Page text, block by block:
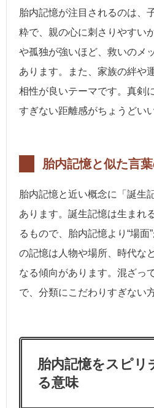
胎内記憶が注目されるのは、
粋で、親の心に刺さりやすい
や孤独が強いほど、救いのメ
あります。また、家族の絆や
相性が良いテーマです。真剣
すぎない距離感がちょうどい
胎内記憶と似た言
胎内記憶と近い概念に「誕生
あります。誕生記憶は生まれ
るもので、胎内記憶より“場面
の記憶は人物や場所、時代な
なる傾向があります。混ざっ
で、分類にこだわりすぎない
胎内記憶をスピリ
る意味